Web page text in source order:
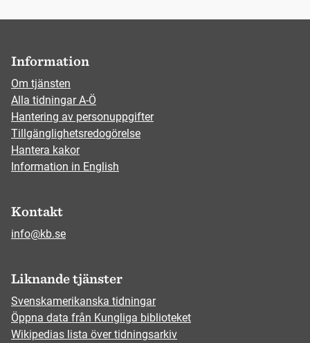
Information
Om tjänsten
Alla tidningar A-Ö
Hantering av personuppgifter
Tillgänglighetsredogörelse
Hantera kakor
Information in English
Kontakt
info@kb.se
Liknande tjänster
Svenskamerikanska tidningar
Öppna data från Kungliga biblioteket
Wikipedias lista över tidningsarkiv